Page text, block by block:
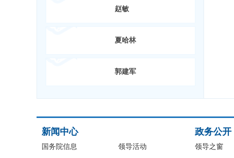
赵敏
夏哈林
郭建军
新闻中心
国务院信息 领导活动
政务公开
领导之窗